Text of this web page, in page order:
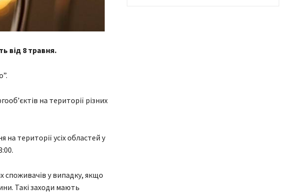
від 8 травня.
на території різних
території усіх областей у
споживачів у випадку, якщо
Такі заходи мають